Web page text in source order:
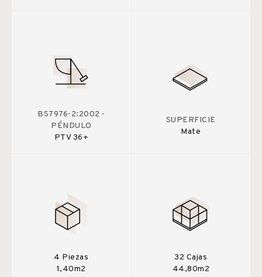
BS7976-2:2002 -
PÉNDULO
PTV 36+
SUPERFICIE
Mate
4 Piezas
1,40m2
32 Cajas
44,80m2